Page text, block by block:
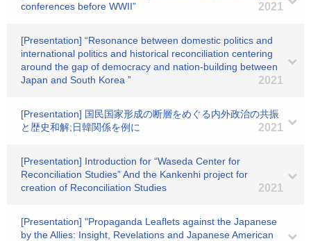
conferences before WWII”
2021
[Presentation] “Resonance between domestic politics and
international politics and historical reconciliation centering
around the gap of democracy and nation-building between
Japan and South Korea ”
2021
[Presentation] 国民国家形成の断層をめぐる内外政治の共振
と歴史和解;日韓関係を例に
2021
[Presentation] Introduction for “Waseda Center for
Reconciliation Studies” And the Kankenhi project for
creation of Reconciliation Studies
2021
[Presentation] "Propaganda Leaflets against the Japanese
by the Allies: Insight, Revelations and Japanese American